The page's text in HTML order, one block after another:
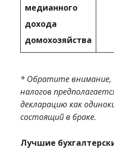
медианного
дохода
домохозяйства
* Обратите внимание,
налогов
декларацию как
состоящий в браке.
Лучшие